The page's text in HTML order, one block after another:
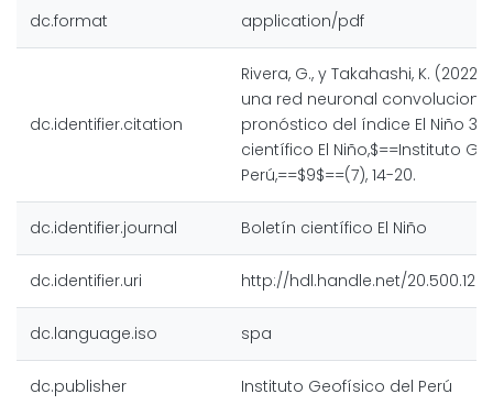
dc.format application/pdf
dc.identifier.citation
Rivera, G., y Takahashi, K.
una red neuronal
pronóstico del índice El Niño
científico El Niño,$==Instituto
Perú,==$9$==(7), 14-20.
dc.identifier.journal Boletín científico El Niño
dc.identifier.uri http://hdl.handle.net/
dc.language.iso spa
dc.publisher Instituto Geofísico del Perú